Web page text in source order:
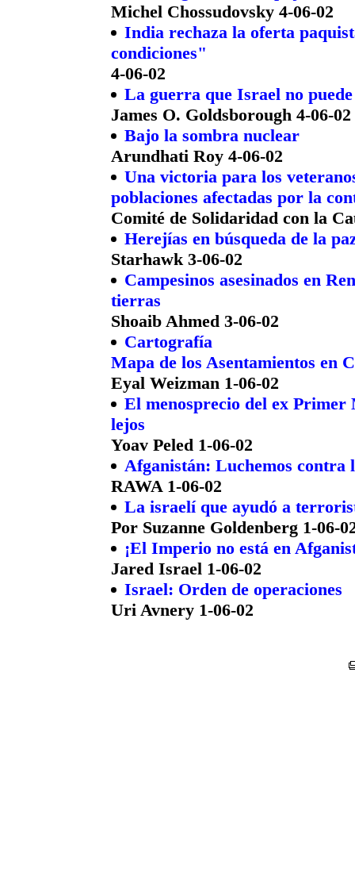
Michel Chossudovsky 4-06-02
India rechaza la oferta
condiciones"
4-06-02
La guerra que Israel no
James O. Goldsborough 4-06-02
Bajo la sombra nuclear
Arundhati Roy 4-06-02
Una victoria para los
poblaciones afectadas por la
Comité de Solidaridad con la
Herejías en búsqueda de la
Starhawk 3-06-02
Campesinos asesinados en
tierras
Shoaib Ahmed 3-06-02
Cartografía
Mapa de los Asentamientos en
Eyal Weizman 1-06-02
El menosprecio del ex Primer
lejos
Yoav Peled 1-06-02
Afganistán: Luchemos contra
RAWA 1-06-02
La israelí que ayudó a
Por Suzanne Goldenberg 1-06-
¡El Imperio no está en
Jared Israel 1-06-02
Israel: Orden de operaciones
Uri Avnery 1-06-02